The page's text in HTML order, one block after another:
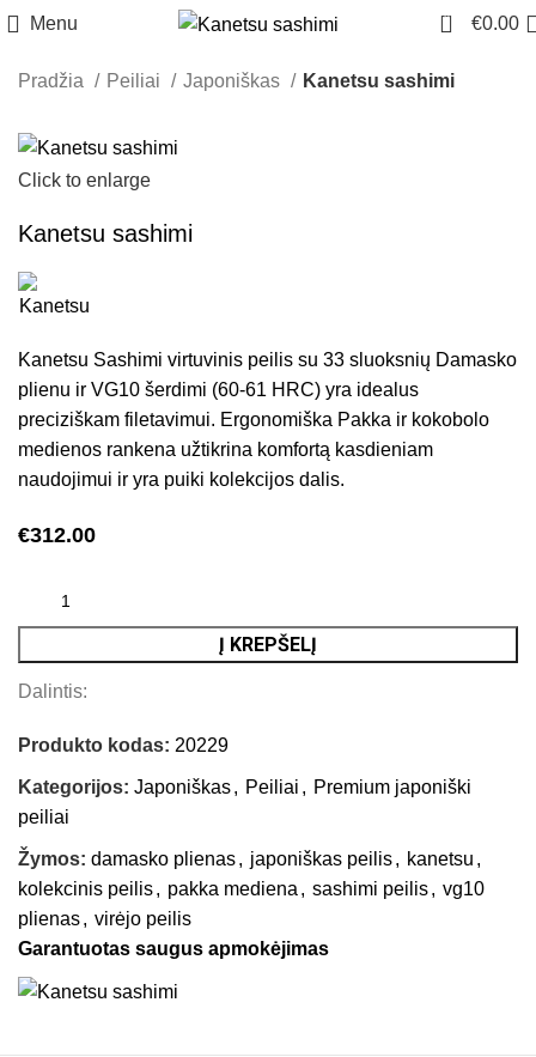
Menu 0 €0.00
Pradžia Peiliai Japoniškas Kanetsu sashimi
Click to enlarge
Kanetsu sashimi
Kanetsu Sashimi virtuvinis peilis su 33 sluoksnių Damasko
plienu ir VG10 šerdimi (60-61 HRC) yra idealus
preciziškam filetavimui. Ergonomiška Pakka ir kokobolo
medienos rankena užtikrina komfortą kasdieniam
naudojimui ir yra puiki kolekcijos dalis.
€312.00
Į KREPŠELĮ
Dalintis:
Produkto kodas: 20229
Kategorijos: Japoniškas, Peiliai , Premium japoniški
peiliai
Žymos: damasko plienas, japoniškas peilis, kanetsu ,
kolekcinis peilis, pakka mediena , sashimi peilis, vg10
plienas, virėjo peilis
Garantuotas saugus apmokėjimas